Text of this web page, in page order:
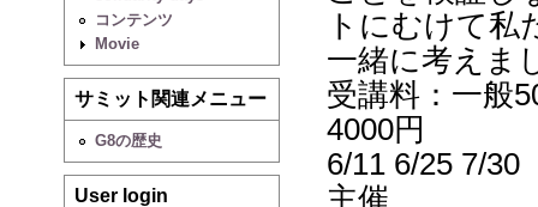
コンテンツ
Movie
サミット関連メニュー
G8の歴史
User login
トにむけて私
一緒に考えま
受講料：一般
4000円
6/11 6/25 7/30
主催